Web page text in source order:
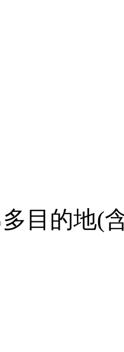
多目的地(